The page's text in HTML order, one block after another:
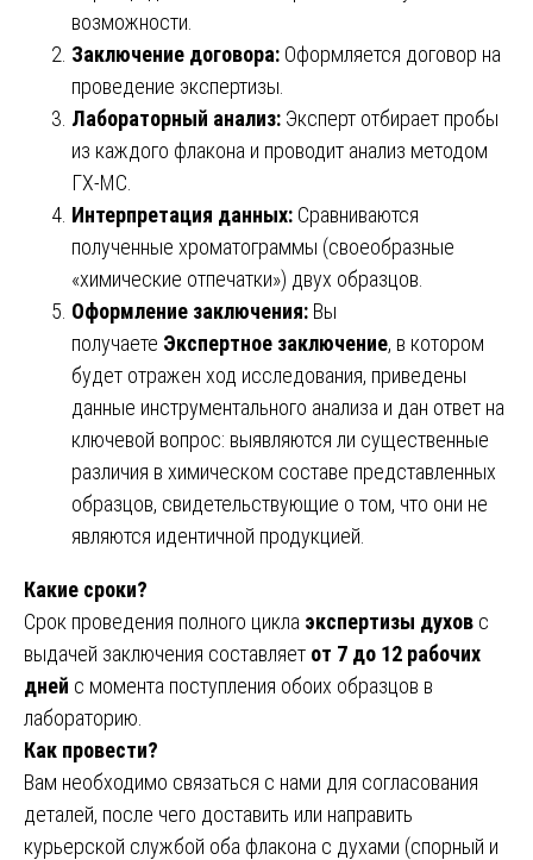
возможности.
Заключение договора: Оформляется договор на
проведение экспертизы.
Лабораторный анализ: Эксперт отбирает пробы
из каждого флакона и проводит анализ методом
ГХ-МС.
Интерпретация данных: Сравниваются
полученные хроматограммы (своеобразные
«химические отпечатки») двух образцов.
Оформление заключения: Вы
получаете Экспертное заключение, в котором
будет отражен ход исследования, приведены
данные инструментального анализа и дан ответ на
ключевой вопрос: выявляются ли существенные
различия в химическом составе представленных
образцов, свидетельствующие о том, что они не
являются идентичной продукцией.
Какие сроки?
Срок проведения полного цикла экспертизы духов с
выдачей заключения составляет от 7 до 12 рабочих
дней с момента поступления обоих образцов в
лабораторию.
Как провести?
Вам необходимо связаться с нами для согласования
деталей, после чего доставить или направить
курьерской службой оба флакона с духами (спорный и